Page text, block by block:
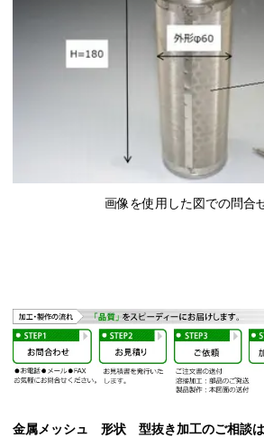
画像を使用した図での問合
金属メッシュ 形状 型抜き加工のご相談は